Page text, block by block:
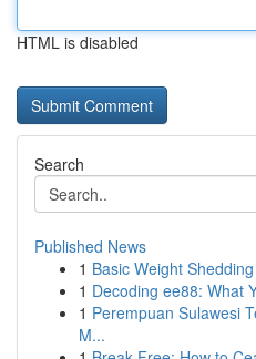
HTML is disabled
Search
Published News
1 Basic Weight
1 Decoding ee88: What
1 Perempuan Sulawesi
M...